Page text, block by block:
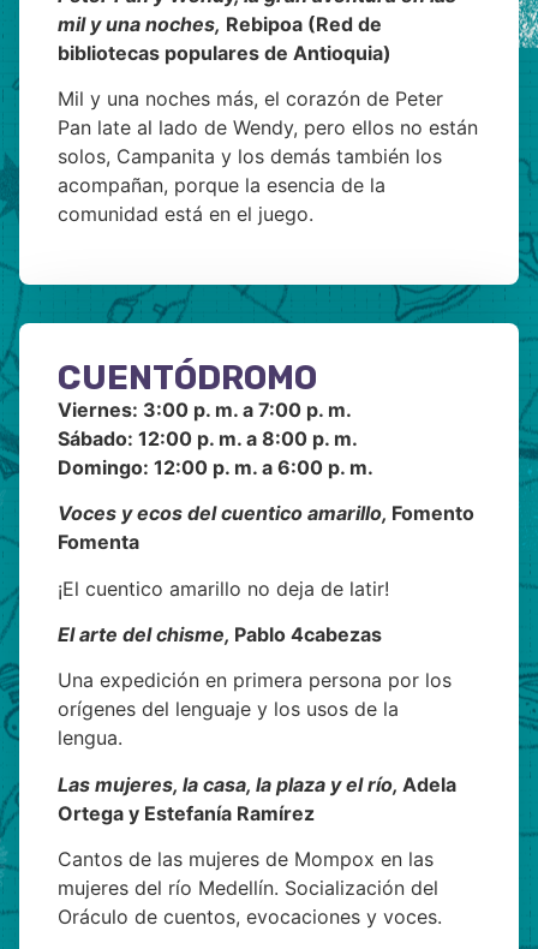
mil y una noches, Rebipoa (Red de
bibliotecas populares de Antioquia)
Mil y una noches más, el corazón de Peter
Pan late al lado de Wendy, pero ellos no están
solos, Campanita y los demás también los
acompañan, porque la esencia de la
comunidad está en el juego.
CUENTÓDROMO
Viernes: 3:00 p. m. a 7:00 p. m.
Sábado: 12:00 p. m. a 8:00 p. m.
Domingo: 12:00 p. m. a 6:00 p. m.
Voces y ecos del cuentico amarillo, Fomento
Fomenta
¡El cuentico amarillo no deja de latir!
El arte del chisme, Pablo 4cabezas
Una expedición en primera persona por los
orígenes del lenguaje y los usos de la
lengua.
Las mujeres, la casa, la plaza y el río, Adela
Ortega y Estefanía Ramírez
Cantos de las mujeres de Mompox en las
mujeres del río Medellín. Socialización del
Oráculo de cuentos, evocaciones y voces.